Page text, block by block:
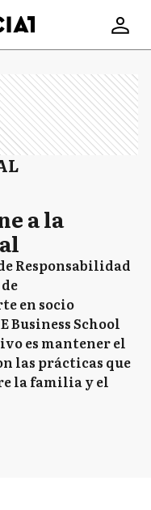
a la
Responsabilidad
en socio
Business School
es mantener el
las prácticas que
la familia y el